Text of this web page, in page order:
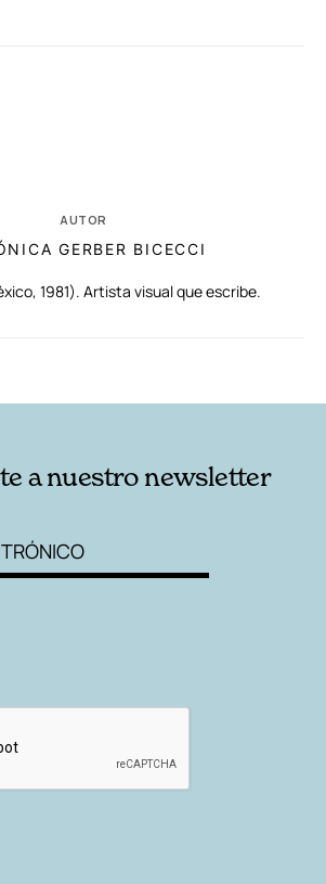
AUTOR
GERBER BICECCI
1981). Artista visual que escribe.
a nuestro newsletter